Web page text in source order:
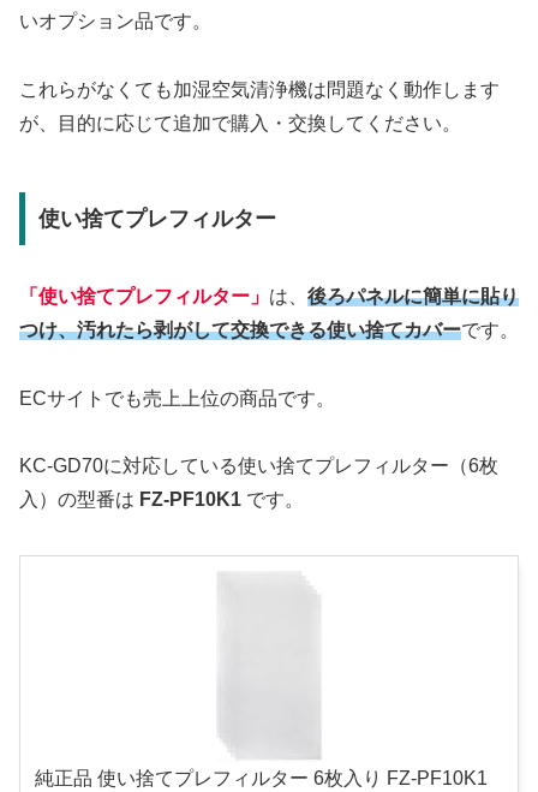
いオプション品です。
これらがなくても加湿空気清浄機は問題なく動作します
が、目的に応じて追加で購入・交換してください。
使い捨てプレフィルター
「使い捨てプレフィルター」 は、 後ろパネルに簡単に貼り
つけ、汚れたら剥がして交換できる使い捨てカバーです。
ECサイトでも売上上位の商品です。
KC-GD70に対応している使い捨てプレフィルター（6枚
入）の型番は FZ-PF10K1 です。
純正品 使い捨てプレフィルター 6枚入り FZ-PF10K1